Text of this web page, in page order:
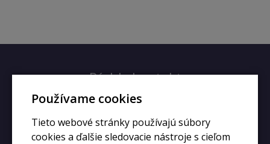
Rýchly kontakt
info@kupiphone.cz
Používame cookies
Tieto webové stránky používajú súbory
cookies a ďalšie sledovacie nástroje s cieľom